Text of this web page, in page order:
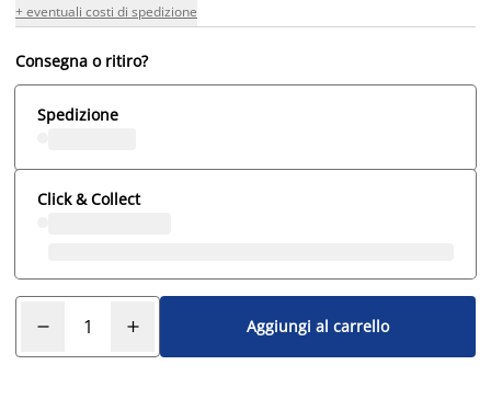
+ eventuali costi di spedizione
Consegna o ritiro?
Spedizione
Click & Collect
Aggiungi al carrello